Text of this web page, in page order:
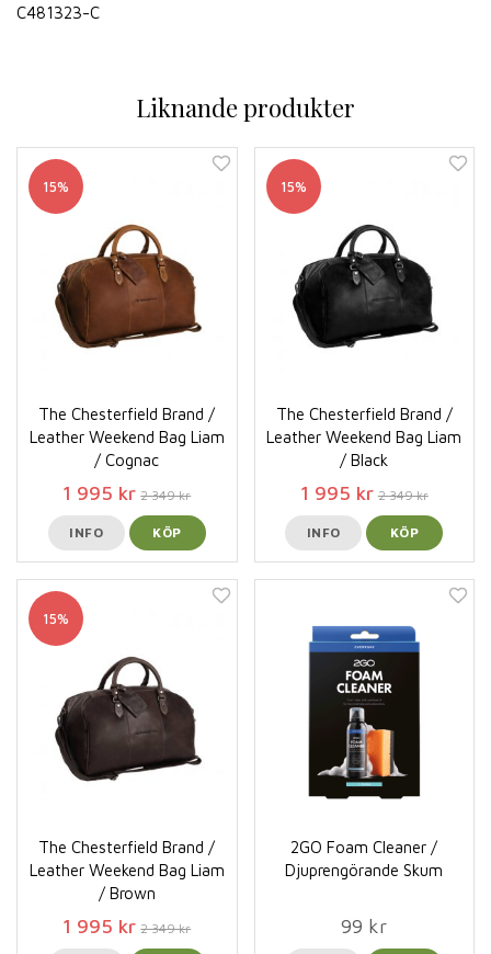
C481323-C
Liknande produkter
15%
The Chesterfield Brand /
Leather Weekend Bag Liam
/ Cognac
1 995 kr 2 349 kr
INFO KÖP
15%
The Chesterfield Brand /
Leather Weekend Bag Liam
/ Black
1 995 kr 2 349 kr
INFO KÖP
15%
The Chesterfield Brand /
Leather Weekend Bag Liam
/ Brown
1 995 kr 2 349 kr
2GO Foam Cleaner /
Djuprengörande Skum
99 kr